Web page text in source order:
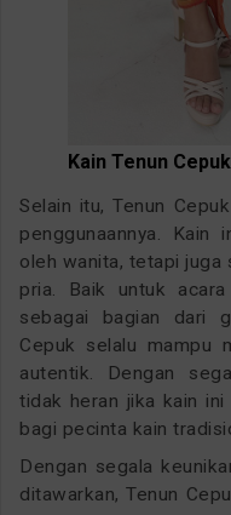
Kain Tenun
Selain itu, Tenun
penggunaannya. Kain
oleh wanita, tetapi juga
pria. Baik untuk
sebagai bagian dari
Cepuk selalu mampu
autentik. Dengan
tidak heran jika kain ini
bagi pecinta kain
Dengan segala
ditawarkan, Tenun